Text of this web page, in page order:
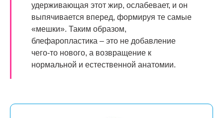
удерживающая этот жир, ослабевает, и он
выпячивается вперед, формируя те самые
«мешки». Таким образом,
блефаропластика – это не добавление
чего-то нового, а возвращение к
нормальной и естественной анатомии.